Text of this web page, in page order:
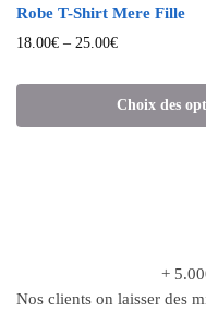
Robe T-Shirt Mere Fille
18.00€ – 25.00€
Choix des
+
Nos clients on laisser des